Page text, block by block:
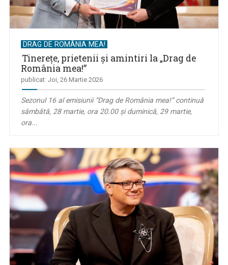
DRAG DE ROMÂNIA MEA!
Tinereţe, prietenii şi amintiri la „Drag de
România mea!”
publicat: Joi, 26 Martie 2026
Sezonul 16 al emisiunii “Drag de România mea!” continuă
sâmbătă, 28 martie, ora 20.00 şi duminică, 29 martie,
ora...